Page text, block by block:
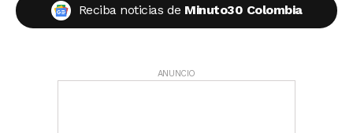
Reciba noticias de Minuto30 Colombia
ANUNCIO